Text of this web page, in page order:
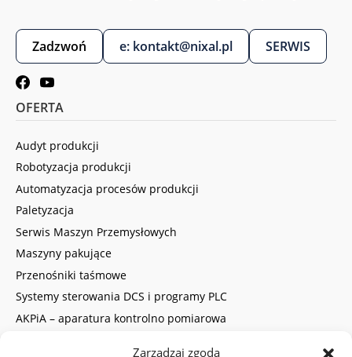
Zarządzaj zgodą
Zadzwoń e: kontakt@nixal.pl SERWIS
OFERTA
Audyt produkcji
Robotyzacja produkcji
Automatyzacja procesów produkcji
Paletyzacja
Serwis Maszyn Przemysłowych
Maszyny pakujące
Przenośniki taśmowe
Systemy sterowania DCS i programy PLC
AKPiA – aparatura kontrolno pomiarowa